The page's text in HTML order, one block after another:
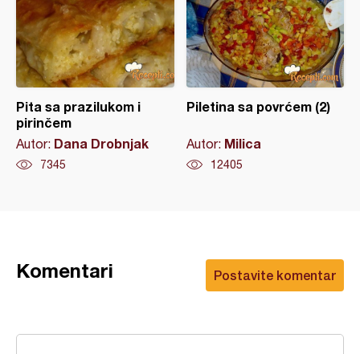
Pita sa prazilukom i
pirinčem
Autor: Dana Drobnjak
7345
Piletina sa povrćem (2)
Autor: Milica
12405
Postavite komentar
Komentari